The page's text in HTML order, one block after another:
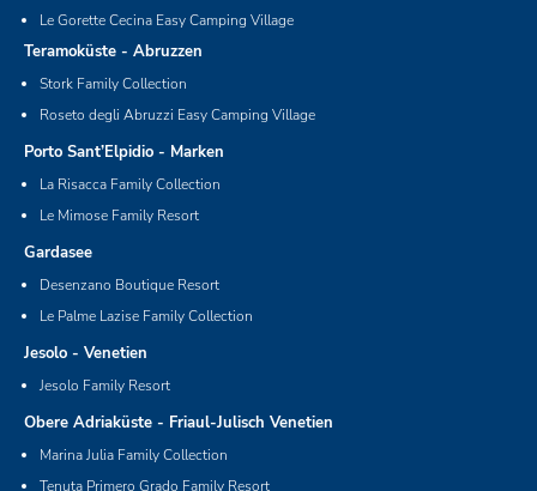
Le Gorette Cecina Easy Camping Village
Teramoküste - Abruzzen
Stork Family Collection
Roseto degli Abruzzi Easy Camping Village
Porto Sant’Elpidio - Marken
La Risacca Family Collection
Le Mimose Family Resort
Gardasee
Desenzano Boutique Resort
Le Palme Lazise Family Collection
Jesolo - Venetien
Jesolo Family Resort
Obere Adriaküste - Friaul-Julisch Venetien
Marina Julia Family Collection
Tenuta Primero Grado Family Resort